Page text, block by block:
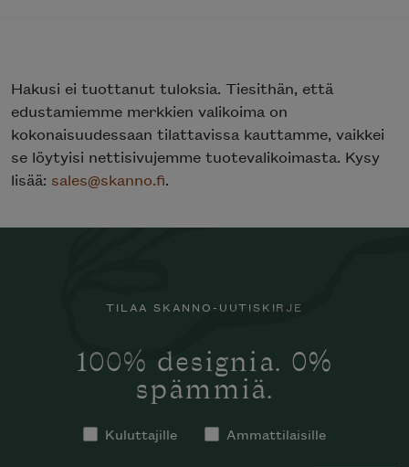
Hakusi ei tuottanut tuloksia. Tiesithän, että
edustamiemme merkkien valikoima on
kokonaisuudessaan tilattavissa kauttamme, vaikkei
se löytyisi nettisivujemme tuotevalikoimasta. Kysy
lisää: sales@skanno.fi.
TILAA SKANNO-UUTISKIRJE
100% designia. 0%
spämmiä.
Kuluttajille Ammattilaisille